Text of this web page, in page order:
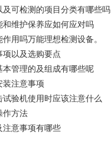
可检测的项目分类有哪些吗
维护保养应如何应对吗
用吗万能理想检测设备。
项以及选购要点
管理的及组成有哪些呢
装注意事项
验机使用时应该注意什么
作方法
注意事项有哪些